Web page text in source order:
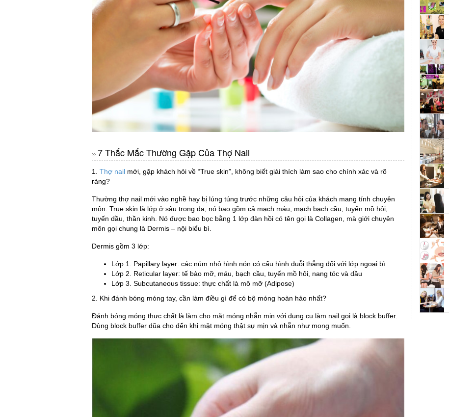
7 Thắc Mắc Thường Gặp Của Thợ Nail
1. Thợ nail mới, gặp khách hỏi về “True skin”, không biết giải thích làm sao cho chính xác và rõ
ràng?
Thường thợ nail mới vào nghề hay bị lúng túng trước những câu hỏi của khách mang tính chuyên
môn. True skin là lớp ở sâu trong da, nó bao gồm cả mạch máu, mạch bạch cầu, tuyến mồ hôi,
tuyến dầu, thần kinh. Nó được bao bọc bằng 1 lớp đàn hồi có tên gọi là Collagen, mà giới chuyên
môn gọi chung là Dermis – nội biểu bì.
Dermis gồm 3 lớp:
Lớp 1. Papillary layer: các núm nhỏ hình nón có cấu hình duỗi thẳng đối với lớp ngoại bì
Lớp 2. Reticular layer: tế bào mỡ, máu, bạch cầu, tuyến mồ hôi, nang tóc và dầu
Lớp 3. Subcutaneous tissue: thực chất là mô mỡ (Adipose)
2. Khi đánh bóng móng tay, cần làm điều gì để có bộ móng hoàn hảo nhất?
Đánh bóng móng thực chất là làm cho mặt móng nhẵn mịn với dụng cụ làm nail gọi là block buffer.
Dùng block buffer dũa cho đến khi mặt móng thật sự mịn và nhẵn như mong muốn.